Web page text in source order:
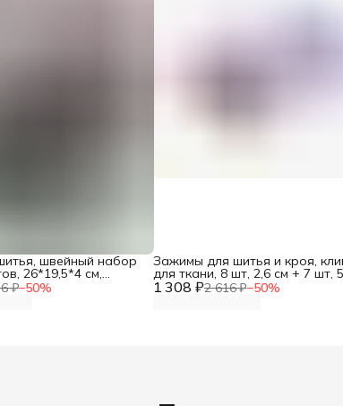
₽−50%
швейный набор
26*19,5*4 см,
1 308 ₽2 616 ₽−50%
Зажимы для шитья и кроя,
для ткани, 8 шт, 2,6 см + 7 шт,
Prym